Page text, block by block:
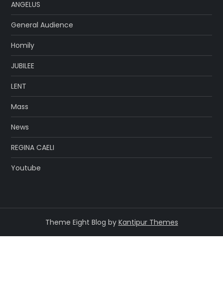
ANGELUS
General Audience
Homily
JUBILEE
LENT
Mass
News
REGINA CAELI
Youtube
Theme Eight Blog by Kantipur Themes